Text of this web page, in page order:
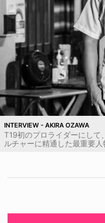
INTERVIEW - AKIRA OZAWA
T19初のプロライダーにして
ルチャーに精通した最重要人